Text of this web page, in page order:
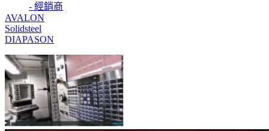
- 經銷商
AVALON
Solidsteel
DIAPASON